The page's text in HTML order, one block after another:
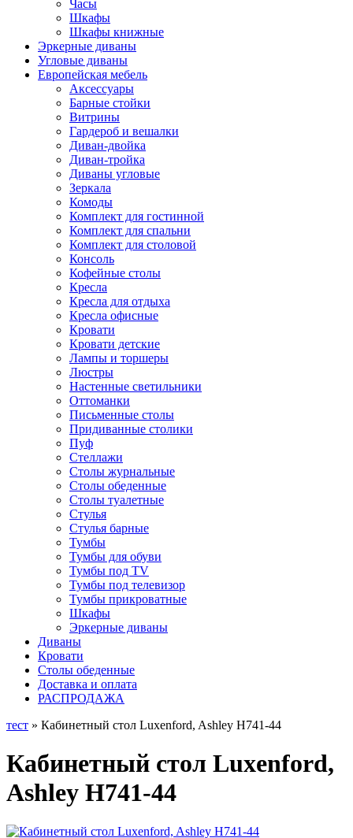
Часы
Шкафы
Шкафы книжные
Эркерные диваны
Угловые диваны
Европейская мебель
Аксессуары
Барные стойки
Витрины
Гардероб и вешалки
Диван-двойка
Диван-тройка
Диваны угловые
Зеркала
Комоды
Комплект для гостинной
Комплект для спальни
Комплект для столовой
Консоль
Кофейные столы
Кресла
Кресла для отдыха
Кресла офисные
Кровати
Кровати детские
Лампы и торшеры
Люстры
Настенные светильники
Оттоманки
Письменные столы
Придиванные столики
Пуф
Стеллажи
Столы журнальные
Столы обеденные
Столы туалетные
Стулья
Стулья барные
Тумбы
Тумбы для обуви
Тумбы под TV
Тумбы под телевизор
Тумбы прикроватные
Шкафы
Эркерные диваны
Диваны
Кровати
Столы обеденные
Доставка и оплата
РАСПРОДАЖА
тест » Кабинетный стол Luxenford, Ashley H741-44
Кабинетный стол Luxenford,
Ashley H741-44